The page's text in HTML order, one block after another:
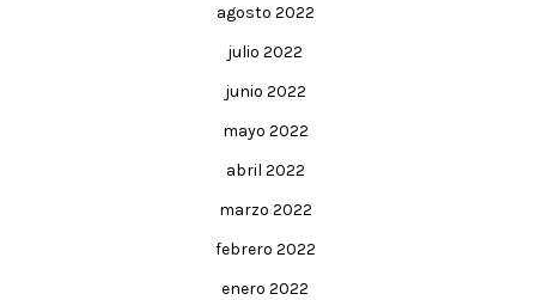
agosto 2022
julio 2022
junio 2022
mayo 2022
abril 2022
marzo 2022
febrero 2022
enero 2022